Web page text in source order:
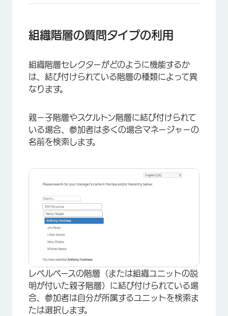
×
組織階層の質問タイプの利用
組織階層セレクターがどのように機能するか
は、結び付けられている階層の種類によって異
なります。
親－子階層やスケルトン階層に結び付けられて
いる場合、参加者は多くの場合マネージャーの
名前を検索します。
レベルベースの階層（または組織ユニットの説
明が付いた親子階層）に結び付けられている場
合、参加者は自分が所属するユニットを検索ま
たは選択します。